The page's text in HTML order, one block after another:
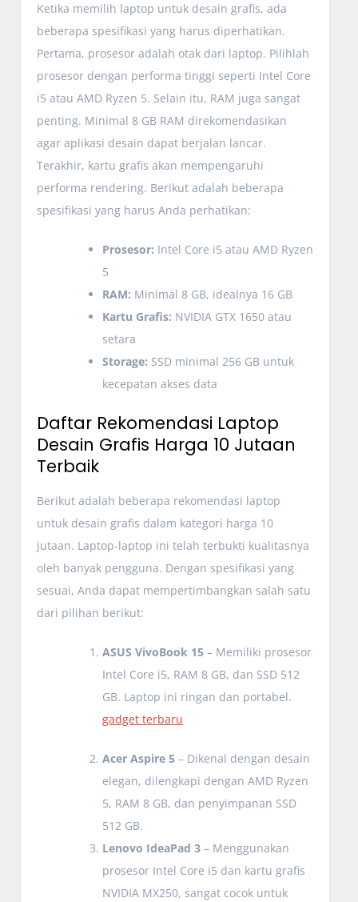
Ketika memilih laptop untuk desain grafis, ada
beberapa spesifikasi yang harus diperhatikan.
Pertama, prosesor adalah otak dari laptop. Pilihlah
prosesor dengan performa tinggi seperti Intel Core
i5 atau AMD Ryzen 5. Selain itu, RAM juga sangat
penting. Minimal 8 GB RAM direkomendasikan
agar aplikasi desain dapat berjalan lancar.
Terakhir, kartu grafis akan mempengaruhi
performa rendering. Berikut adalah beberapa
spesifikasi yang harus Anda perhatikan:
Prosesor: Intel Core i5 atau AMD Ryzen
5
RAM: Minimal 8 GB, idealnya 16 GB
Kartu Grafis: NVIDIA GTX 1650 atau
setara
Storage: SSD minimal 256 GB untuk
kecepatan akses data
Daftar Rekomendasi Laptop
Desain Grafis Harga 10 Jutaan
Terbaik
Berikut adalah beberapa rekomendasi laptop
untuk desain grafis dalam kategori harga 10
jutaan. Laptop-laptop ini telah terbukti kualitasnya
oleh banyak pengguna. Dengan spesifikasi yang
sesuai, Anda dapat mempertimbangkan salah satu
dari pilihan berikut:
ASUS VivoBook 15– Memiliki prosesor
Intel Core i5, RAM 8 GB, dan SSD 512
GB. Laptop ini ringan dan portabel.
gadget terbaru
Acer Aspire 5– Dikenal dengan desain
elegan, dilengkapi dengan AMD Ryzen
5, RAM 8 GB, dan penyimpanan SSD
512 GB.
Lenovo IdeaPad 3– Menggunakan
prosesor Intel Core i5 dan kartu grafis
NVIDIA MX250, sangat cocok untuk